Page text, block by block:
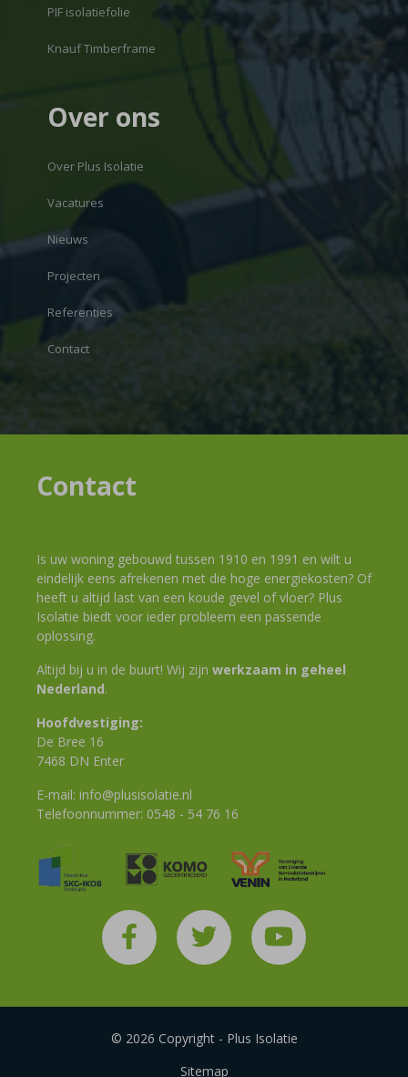
PIF isolatiefolie
Knauf Timberframe
Over ons
Over Plus Isolatie
Vacatures
Nieuws
Projecten
Referenties
Contact
Contact
Is uw woning gebouwd tussen 1910 en 1991 en wilt u
eindelijk eens afrekenen met die hoge energiekosten? Of
heeft u altijd last van een koude gevel of vloer? Plus
Isolatie biedt voor ieder probleem een passende
oplossing.
Altijd bij u in de buurt! Wij zijn werkzaam in geheel
Nederland.
Hoofdvestiging:
De Bree 16
7468 DN Enter
E-mail: info@plusisolatie.nl
Telefoonnummer: 0548 - 54 76 16
© 2026 Copyright - Plus Isolatie
Sitemap